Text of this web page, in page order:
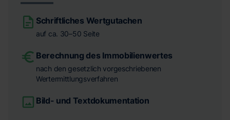
Schriftliches Wertgutachen
auf ca. 30–50 Seite
Berechnung des Immobilienwertes
nach den gesetzlich vorgeschriebenen
Wertermittlungsverfahren
Bild- und Textdokumentation